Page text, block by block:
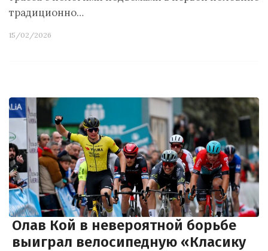
традиционно…
15/02/2026
Олав Кой в невероятной борьбе
выиграл велосипедную «Класику